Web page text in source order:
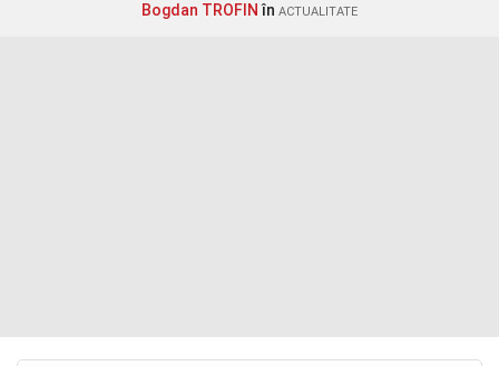
Bogdan TROFIN în ACTUALITATE